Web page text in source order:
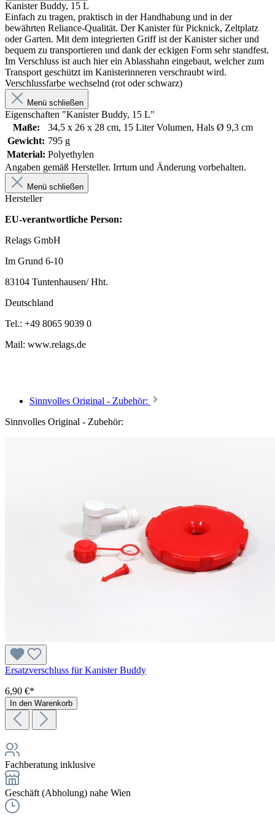
Kanister Buddy, 15 L
Einfach zu tragen, praktisch in der Handhabung und in der
bewährten Reliance-Qualität. Der Kanister für Picknick, Zeltplatz
oder Garten. Mit dem integrierten Griff ist der Kanister sicher und
bequem zu transportieren und dank der eckigen Form sehr standfest.
Im Verschluss ist auch hier ein Ablasshahn eingebaut, welcher zum
Transport geschützt im Kanisterinneren verschraubt wird.
Verschlussfarbe wechselnd (rot oder schwarz)
Menü schließen
Eigenschaften "Kanister Buddy, 15 L"
Maße:
34,5 x 26 x 28 cm, 15 Liter Volumen, Hals Ø 9,3 cm
Gewicht: 795 g
Material: Polyethylen
Angaben gemäß Hersteller. Irrtum und Änderung vorbehalten.
Menü schließen
Hersteller
EU-verantwortliche Person:
Relags GmbH
Im Grund 6-10
83104 Tuntenhausen/ Hht.
Deutschland
Tel.: +49 8065 9039 0
Mail: www.relags.de
Sinnvolles Original - Zubehör:
Sinnvolles Original - Zubehör:
Ersatzverschluss für Kanister Buddy
6,90 €*
In den Warenkorb
Fachberatung inklusive
Geschäft (Abholung) nahe Wien